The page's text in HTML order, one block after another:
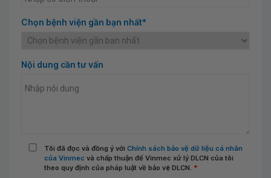
Chọn bệnh viện gần bạn nhất*
Nội dung cần tư vấn
Tôi đã đọc và đồng ý với Chính sách bảo vệ dữ liệu cá nhân
của Vinmec và chấp thuận để Vinmec xử lý DLCN của tôi
theo quy định của pháp luật về bảo vệ DLCN. *